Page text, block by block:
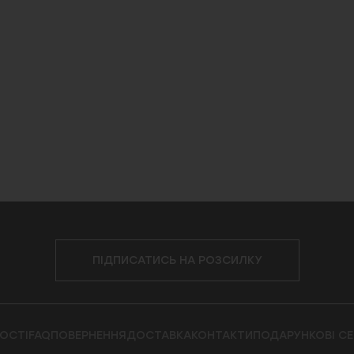
ПІДПИСАТИСЬ НА РОЗСИЛКУ